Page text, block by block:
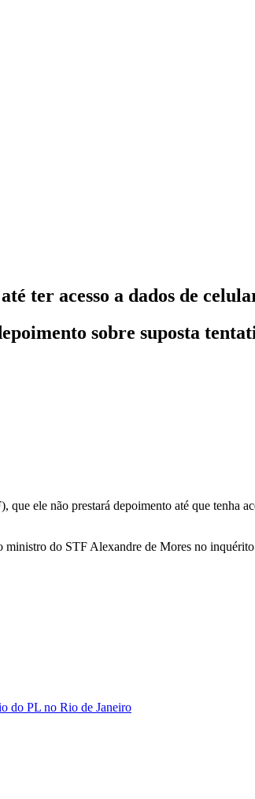
ter acesso a dados de
sobre suposta
ele não prestará depoimento até que tenha
ministro do STF Alexandre de Mores no
do PL no Rio de Janeiro